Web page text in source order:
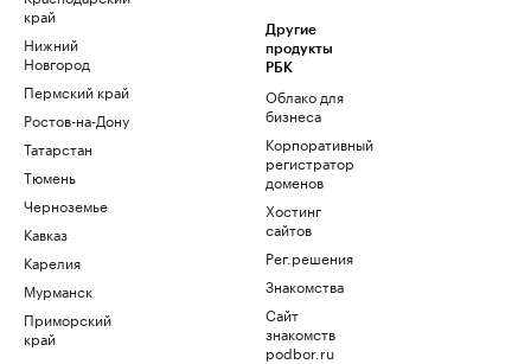
край
Нижний
Новгород
Пермский край
Ростов-на-Дону
Татарстан
Тюмень
Черноземье
Кавказ
Карелия
Мурманск
Приморский
край
Другие
продукты
РБК
Облако для
бизнеса
Корпоративный
регистратор
доменов
Хостинг
сайтов
Рег.решения
Знакомства
Сайт
знакомств
podbor.ru